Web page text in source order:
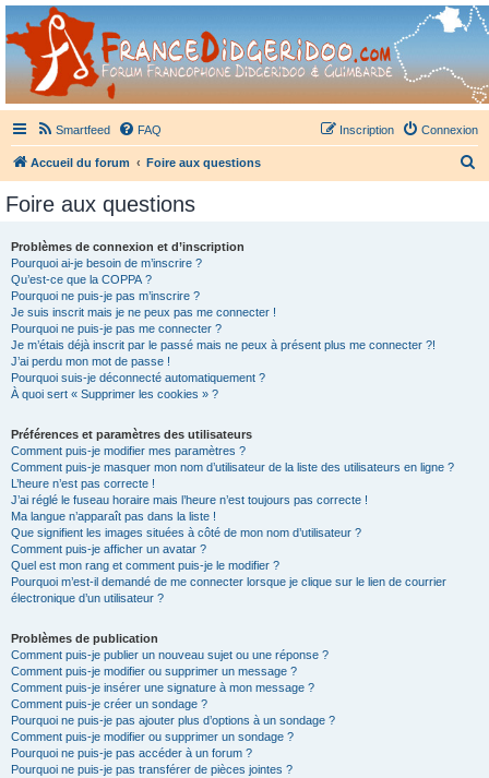
France Didgeridoo
Didgeridoo et Guimbarde sur France Didgeridoo - retrouvez la communauté.
Smartfeed FAQ Connexion
Inscription
Accueil du forum Foire aux questions
Foire aux questions
Problèmes de connexion et d’inscription
Pourquoi ai-je besoin de m’inscrire ?
Qu’est-ce que la COPPA ?
Pourquoi ne puis-je pas m’inscrire ?
Je suis inscrit mais je ne peux pas me connecter !
Pourquoi ne puis-je pas me connecter ?
Je m’étais déjà inscrit par le passé mais ne peux à présent plus me connecter ?!
J’ai perdu mon mot de passe !
Pourquoi suis-je déconnecté automatiquement ?
À quoi sert « Supprimer les cookies » ?
Préférences et paramètres des utilisateurs
Comment puis-je modifier mes paramètres ?
Comment puis-je masquer mon nom d’utilisateur de la liste des utilisateurs en ligne ?
L’heure n’est pas correcte !
J’ai réglé le fuseau horaire mais l’heure n’est toujours pas correcte !
Ma langue n’apparaît pas dans la liste !
Que signifient les images situées à côté de mon nom d’utilisateur ?
Comment puis-je afficher un avatar ?
Quel est mon rang et comment puis-je le modifier ?
Pourquoi m’est-il demandé de me connecter lorsque je clique sur le lien de courrier
électronique d’un utilisateur ?
Problèmes de publication
Comment puis-je publier un nouveau sujet ou une réponse ?
Comment puis-je modifier ou supprimer un message ?
Comment puis-je insérer une signature à mon message ?
Comment puis-je créer un sondage ?
Pourquoi ne puis-je pas ajouter plus d’options à un sondage ?
Comment puis-je modifier ou supprimer un sondage ?
Pourquoi ne puis-je pas accéder à un forum ?
Pourquoi ne puis-je pas transférer de pièces jointes ?